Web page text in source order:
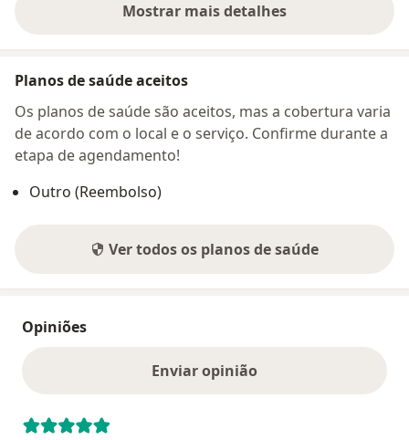
Mostrar mais detalhes
sobre o endereço
Planos de saúde aceitos
Os planos de saúde são aceitos, mas a cobertura varia
de acordo com o local e o serviço. Confirme durante a
etapa de agendamento!
Outro (Reembolso)
Ver todos os planos de saúde
Opiniões
Enviar opinião